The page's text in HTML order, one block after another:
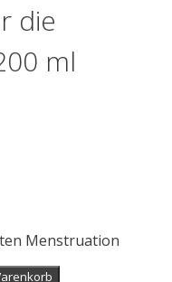
die
ml
Menstruation